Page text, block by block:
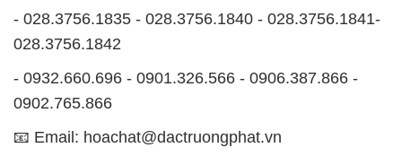
- 028.3756.1835 - 028.3756.1840 - 028.3756.1841-
028.3756.1842
- 0932.660.696 - 0901.326.566 - 0906.387.866 -
0902.765.866
📧 Email: hoachat@dactruongphat.vn